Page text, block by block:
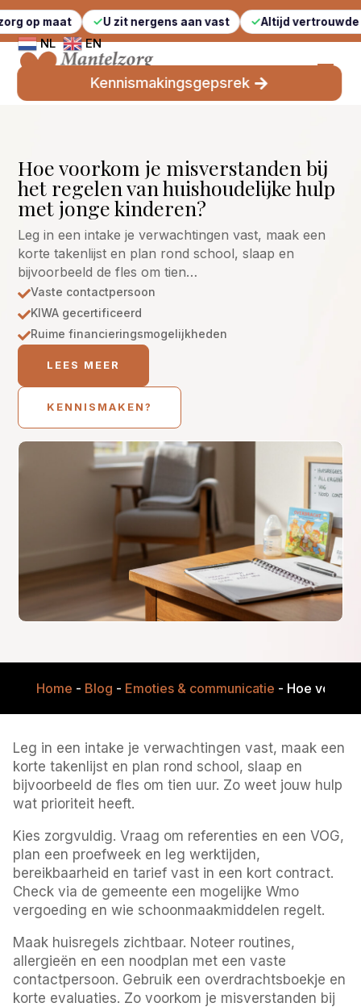
U zit nergens aan vast Altijd vertrouwde gezichten
NL EN
Kennismakingsgepsrek
Hoe voorkom je misverstanden bij
het regelen van huishoudelijke hulp
met jonge kinderen?
Leg in een intake je verwachtingen vast, maak een
korte takenlijst en plan rond school, slaap en
bijvoorbeeld de fles om tien…
Vaste contactpersoon
KIWA gecertificeerd
Ruime financieringsmogelijkheden
LEES MEER
KENNISMAKEN?
Home - Blog - Emoties & communicatie - Hoe
Leg in een intake je verwachtingen vast, maak een
korte takenlijst en plan rond school, slaap en
bijvoorbeeld de fles om tien uur. Zo weet jouw hulp
wat prioriteit heeft.
Kies zorgvuldig. Vraag om referenties en een VOG,
plan een proefweek en leg werktijden,
bereikbaarheid en tarief vast in een kort contract.
Check via de gemeente een mogelijke Wmo
vergoeding en wie schoonmaakmiddelen regelt.
Maak huisregels zichtbaar. Noteer routines,
allergieën en een noodplan met een vaste
contactpersoon. Gebruik een overdrachtsboekje en
korte evaluaties. Zo voorkom je misverstanden bij